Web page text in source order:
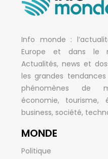
Info monde :
Europe et dans le
Actualités, news et
les grandes
phénomènes de
économie, tourisme,
business, société,
MONDE
Politique